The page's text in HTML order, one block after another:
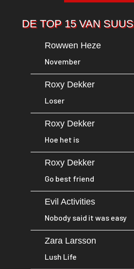
DE TOP 15 VAN SUUS
Rowwen Heze
November
Roxy Dekker
Loser
Roxy Dekker
Hoe het is
Roxy Dekker
Go best friend
Evil Activities
Nobody said it was easy
Zara Larsson
Lush Life